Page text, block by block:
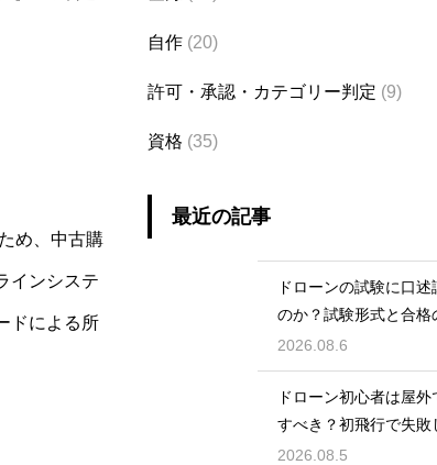
め、中古購
インシステ
ドによる所
自作 (20)
許可・承認・カテゴリー判定 (9)
資格 (35)
最近の記事
ドローンの試験に口述
のか？試験形式と合格
を解説
2026.08.6
ドローン初心者は屋外
すべき？初飛行で失敗
ント
2026.08.5